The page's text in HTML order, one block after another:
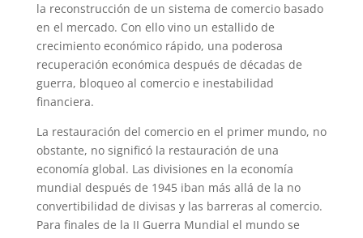
la reconstrucción de un sistema de comercio basado
en el mercado. Con ello vino un estallido de
crecimiento económico rápido, una poderosa
recuperación económica después de décadas de
guerra, bloqueo al comercio e inestabilidad
financiera.
La restauración del comercio en el primer mundo, no
obstante, no significó la restauración de una
economía global. Las divisiones en la economía
mundial después de 1945 iban más allá de la no
convertibilidad de divisas y las barreras al comercio.
Para finales de la II Guerra Mundial el mundo se